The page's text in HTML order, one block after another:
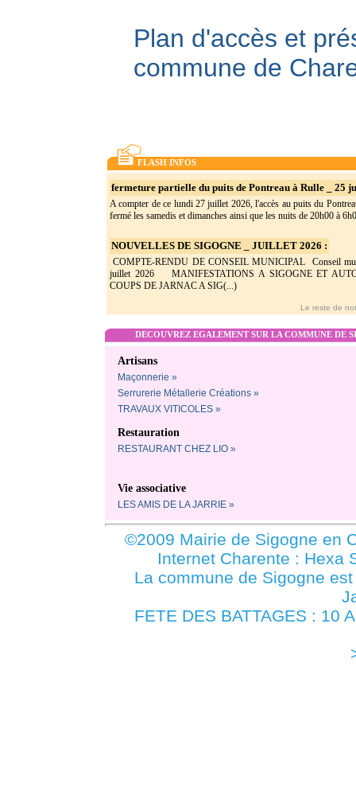
Plan d'accès et
commune de
FLASH INFOS
fermeture partielle du puits de Pontreau à Rulle _ 25
A compter de ce lundi 27 juillet 2026, l'accès au puits du
fermé les samedis et dimanches ainsi que les nuits de 20h00 à
NOUVELLES DE SIGOGNE _ JUILLET 2026 :
COMPTE-RENDU DE CONSEIL MUNICIPAL Conseil
juillet 2026 MANIFESTATIONS A SIGOGNE ET
COUPS DE JARNAC A SIG(...)
Le reste de
DECOUVREZ EGALEMENT SUR LA COMMUNE DE
Artisans
Maçonnerie »
Serrurerie Métallerie Créations »
TRAVAUX VITICOLES »
Restauration
RESTAURANT CHEZ LIO »
Vie associative
LES AMIS DE LA JARRIE »
©2009 Mairie de Sigogne en
Internet Charente : Hexa
La commune de Sigogne
FETE DES BATTAGES : 10